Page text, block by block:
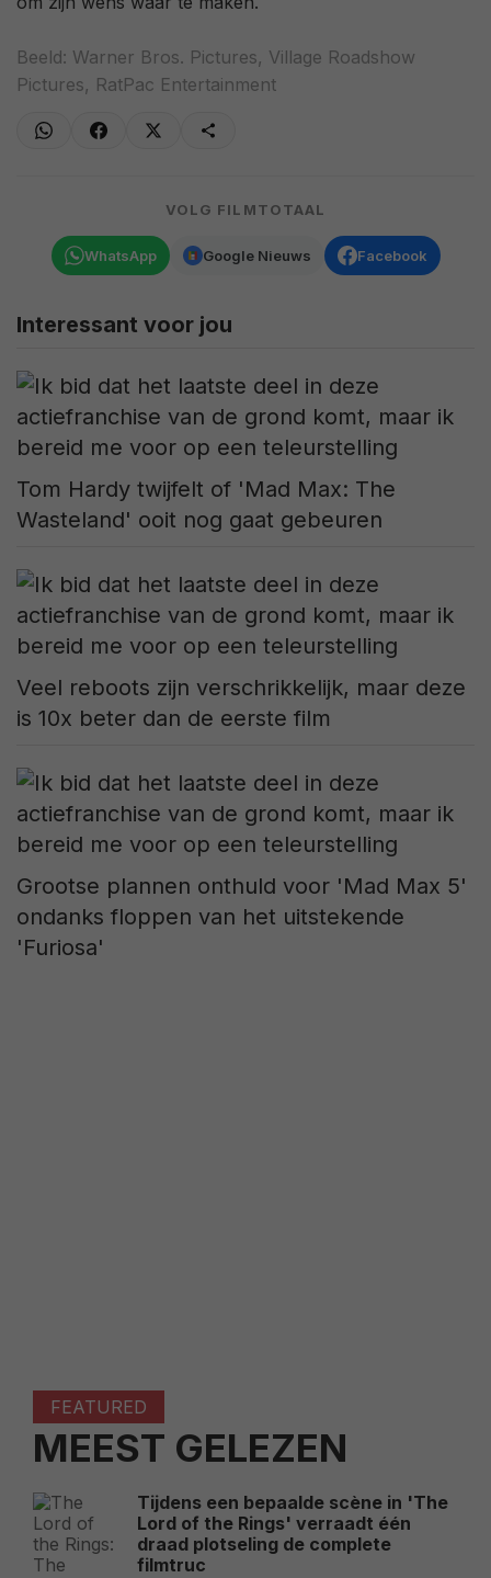
Beeld: Warner Bros. Pictures, Village Roadshow
Pictures, RatPac Entertainment
VOLG FILMTOTAAL
WhatsApp Google Nieuws Facebook
Interessant voor jou
Tom Hardy twijfelt of 'Mad Max: The
Wasteland' ooit nog gaat gebeuren
Veel reboots zijn verschrikkelijk, maar deze
is 10x beter dan de eerste film
Grootse plannen onthuld voor 'Mad Max 5'
ondanks floppen van het uitstekende
'Furiosa'
FEATURED
MEEST GELEZEN
Tijdens een bepaalde scène in 'The
Lord of the Rings' verraadt één
draad plotseling de complete
filmtruc